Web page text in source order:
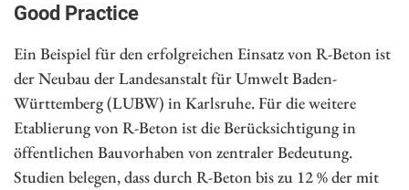
Good Practice
Ein Beispiel für den erfolgreichen Einsatz von R-Beton ist
der Neubau der Landesanstalt für Umwelt Baden-
Württemberg (LUBW) in Karlsruhe. Für die weitere
Etablierung von R-Beton ist die Berücksichtigung in
öffentlichen Bauvorhaben von zentraler Bedeutung.
Studien belegen, dass durch R-Beton bis zu 12 % der mit